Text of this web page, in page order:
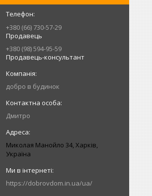
+380 (66) 730-57-29
Продавець
+380 (98) 594-95-59
Продавець-консультант
добро в будинок
Дмитро
Миколая Манойло 34, Харків,
Україна
https://dobrovdom.in.ua/ua/